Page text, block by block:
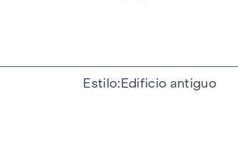
Estilo Edificio antiguo